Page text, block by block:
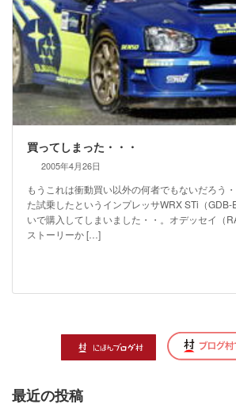
買ってしまった・・・
2005年4月26日
もうこれは衝動買い以外の何者でもないだろう
た試乗したというインプレッサWRX STi（
いで購入してしまいました・・。オデッセイ（
ストーリーか […]
最近の投稿